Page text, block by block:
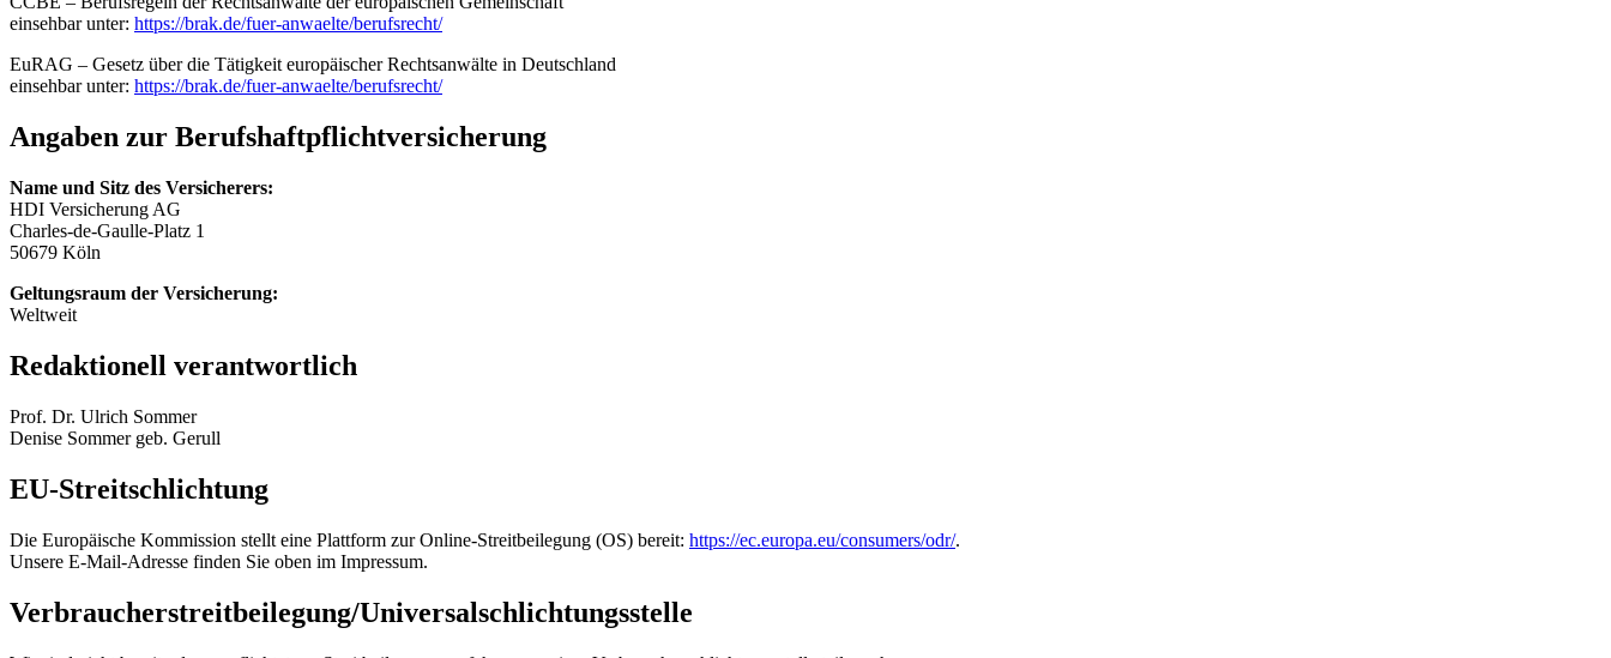
einsehbar unter: https://brak.de/fuer-anwaelte/berufsrecht/
EuRAG – Gesetz über die Tätigkeit europäischer Rechtsanwälte in Deutschland
einsehbar unter: https://brak.de/fuer-anwaelte/berufsrecht/
Angaben zur Berufs­haftpflicht­versicherung
Name und Sitz des Versicherers:
HDI Versicherung AG
Charles-de-Gaulle-Platz 1
50679 Köln
Geltungsraum der Versicherung:
Weltweit
Redaktionell verantwortlich
Prof. Dr. Ulrich Sommer
Denise Sommer geb. Gerull
EU-Streitschlichtung
Die Europäische Kommission stellt eine Plattform zur Online-Streitbeilegung (OS) bereit: https://ec.europa.eu/consumers/odr/.
Unsere E-Mail-Adresse finden Sie oben im Impressum.
Verbraucher­streit­beilegung/Universal­schlichtungs­stelle